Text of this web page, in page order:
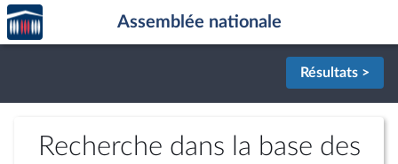
Aller au contenu
Aller en bas de la page
Accèder
à la
page
Assemblée nationale
Résultats >
Recherche dans la base des